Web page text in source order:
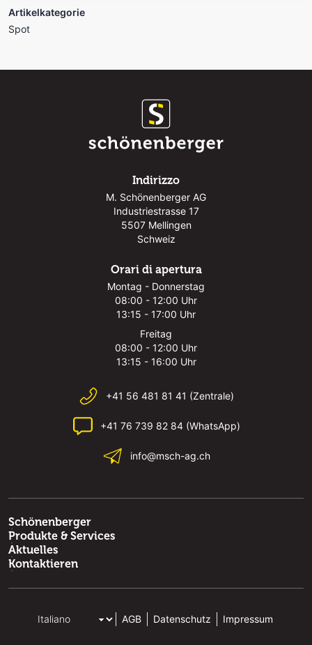
Artikelkategorie
Spot
Indirizzo
M. Schönenberger AG
Industriestrasse 17
5507 Mellingen
Schweiz
Orari di apertura
Montag - Donnerstag
08:00 - 12:00 Uhr
13:15 - 17:00 Uhr
Freitag
08:00 - 12:00 Uhr
13:15 - 16:00 Uhr
+41 56 481 81 41 (Zentrale)
+41 76 739 82 84 (WhatsApp)
info@msch-ag.ch
Schönenberger
Produkte & Services
Aktuelles
Kontaktieren
AGB Datenschutz Impressum